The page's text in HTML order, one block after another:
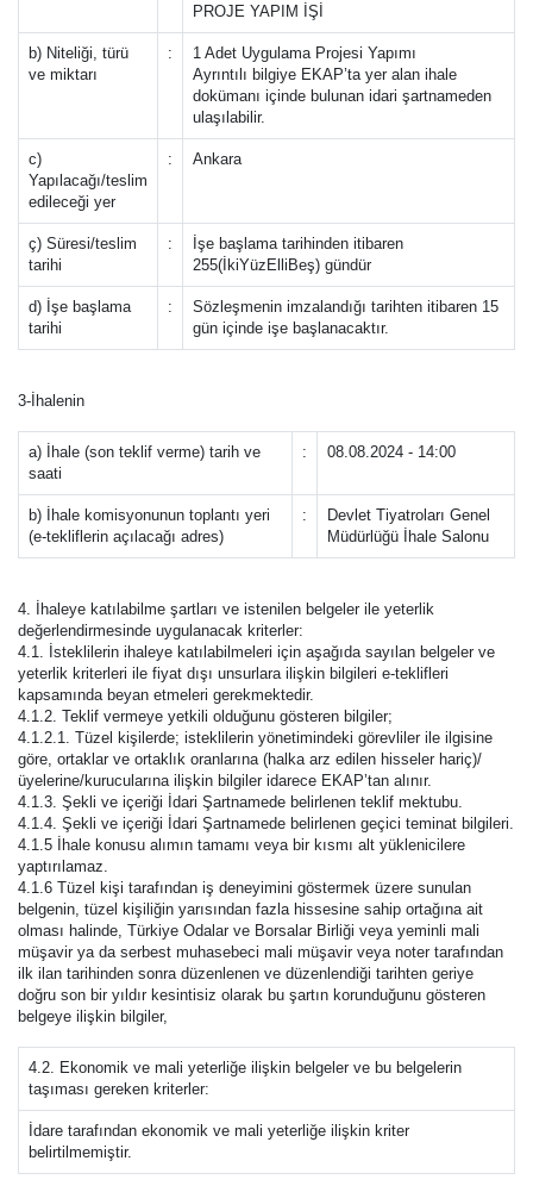
PROJE YAPIM İŞİ
b) Niteliği, türü
ve miktarı
:
1 Adet Uygulama Projesi Yapımı
Ayrıntılı bilgiye EKAP’ta yer alan ihale
dokümanı içinde bulunan idari şartnameden
ulaşılabilir.
c)
Yapılacağı/teslim
edileceği yer
: Ankara
ç) Süresi/teslim
tarihi
:
İşe başlama tarihinden itibaren
255(İkiYüzElliBeş) gündür
d) İşe başlama
tarihi
:
Sözleşmenin imzalandığı tarihten itibaren 15
gün içinde işe başlanacaktır.
3-İhalenin
a) İhale (son teklif verme) tarih ve
saati
: 08.08.2024 - 14:00
b) İhale komisyonunun toplantı yeri
(e-tekliflerin açılacağı adres)
:
Devlet Tiyatroları Genel
Müdürlüğü İhale Salonu
4. İhaleye katılabilme şartları ve istenilen belgeler ile yeterlik
değerlendirmesinde uygulanacak kriterler:
4.1. İsteklilerin ihaleye katılabilmeleri için aşağıda sayılan belgeler ve
yeterlik kriterleri ile fiyat dışı unsurlara ilişkin bilgileri e-teklifleri
kapsamında beyan etmeleri gerekmektedir.
4.1.2. Teklif vermeye yetkili olduğunu gösteren bilgiler;
4.1.2.1. Tüzel kişilerde; isteklilerin yönetimindeki görevliler ile ilgisine
göre, ortaklar ve ortaklık oranlarına (halka arz edilen hisseler hariç)/
üyelerine/kurucularına ilişkin bilgiler idarece EKAP’tan alınır.
4.1.3. Şekli ve içeriği İdari Şartnamede belirlenen teklif mektubu.
4.1.4. Şekli ve içeriği İdari Şartnamede belirlenen geçici teminat bilgileri.
4.1.5 İhale konusu alımın tamamı veya bir kısmı alt yüklenicilere
yaptırılamaz.
4.1.6 Tüzel kişi tarafından iş deneyimini göstermek üzere sunulan
belgenin, tüzel kişiliğin yarısından fazla hissesine sahip ortağına ait
olması halinde, Türkiye Odalar ve Borsalar Birliği veya yeminli mali
müşavir ya da serbest muhasebeci mali müşavir veya noter tarafından
ilk ilan tarihinden sonra düzenlenen ve düzenlendiği tarihten geriye
doğru son bir yıldır kesintisiz olarak bu şartın korunduğunu gösteren
belgeye ilişkin bilgiler,
4.2. Ekonomik ve mali yeterliğe ilişkin belgeler ve bu belgelerin
taşıması gereken kriterler:
İdare tarafından ekonomik ve mali yeterliğe ilişkin kriter
belirtilmemiştir.